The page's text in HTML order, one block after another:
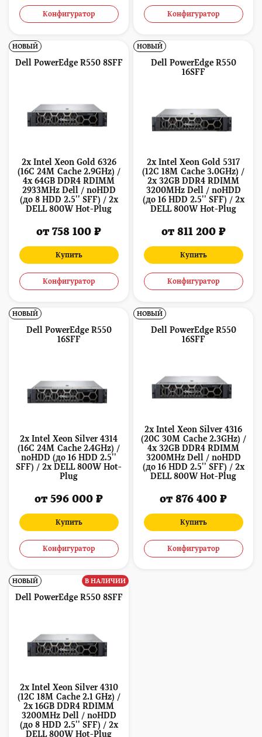
Конфигуратор Конфигуратор
Dell PowerEdge R550 8SFF
2x Intel Xeon Gold 6326
(16C 24M Cache 2.9GHz) /
4x 64GB DDR4 RDIMM
2933MHz Dell / noHDD
(до 8 HDD 2.5'' SFF) / 2x
DELL 800W Hot-Plug
от 758 100 ₽
Купить
Конфигуратор
НОВЫЙ
Dell PowerEdge R550
16SFF
2x Intel Xeon Gold 5317
(12C 18M Cache 3.0GHz) /
2x 32GB DDR4 RDIMM
3200MHz Dell / noHDD
(до 16 HDD 2.5'' SFF) / 2x
DELL 800W Hot-Plug
от 811 200 ₽
Купить
Конфигуратор
НОВЫЙ
Dell PowerEdge R550
16SFF
2x Intel Xeon Silver 4314
(16C 24M Cache 2.4GHz) /
noHDD (до 16 HDD 2.5''
SFF) / 2x DELL 800W Hot-
Plug
от 596 000 ₽
Купить
Конфигуратор
НОВЫЙ
Dell PowerEdge R550
16SFF
2x Intel Xeon Silver 4316
(20C 30M Cache 2.3GHz) /
4x 32GB DDR4 RDIMM
3200MHz Dell / noHDD
(до 16 HDD 2.5'' SFF) / 2x
DELL 800W Hot-Plug
от 876 400 ₽
Купить
Конфигуратор
НОВЫЙ
Dell PowerEdge R550 8SFF
2x Intel Xeon Silver 4310
(12C 18M Cache 2.1 GHz) /
2x 16GB DDR4 RDIMM
3200MHz Dell / noHDD
(до 8 HDD 2.5'' SFF) / 2x
DELL 800W Hot-Plug
НОВЫЙ В НАЛИЧИИ